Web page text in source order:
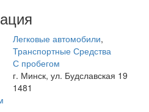
Легковые автомобили,
Транспортные Средства
С пробегом
г. Минск, ул. Будславская 19
1481